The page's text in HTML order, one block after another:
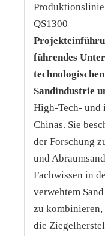
QS1300
führendes
Sandindustrie
High-Tech- und
Chinas. Sie
der Forschung
und
Fachwissen in
verwehtem
zu
die